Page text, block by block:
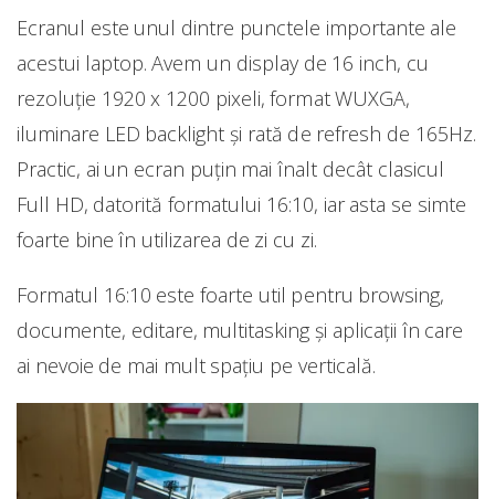
Ecranul este unul dintre punctele importante ale
acestui laptop. Avem un display de 16 inch, cu
rezoluție 1920 x 1200 pixeli, format WUXGA,
iluminare LED backlight și rată de refresh de 165Hz.
Practic, ai un ecran puțin mai înalt decât clasicul
Full HD, datorită formatului 16:10, iar asta se simte
foarte bine în utilizarea de zi cu zi.
Formatul 16:10 este foarte util pentru browsing,
documente, editare, multitasking și aplicații în care
ai nevoie de mai mult spațiu pe verticală.